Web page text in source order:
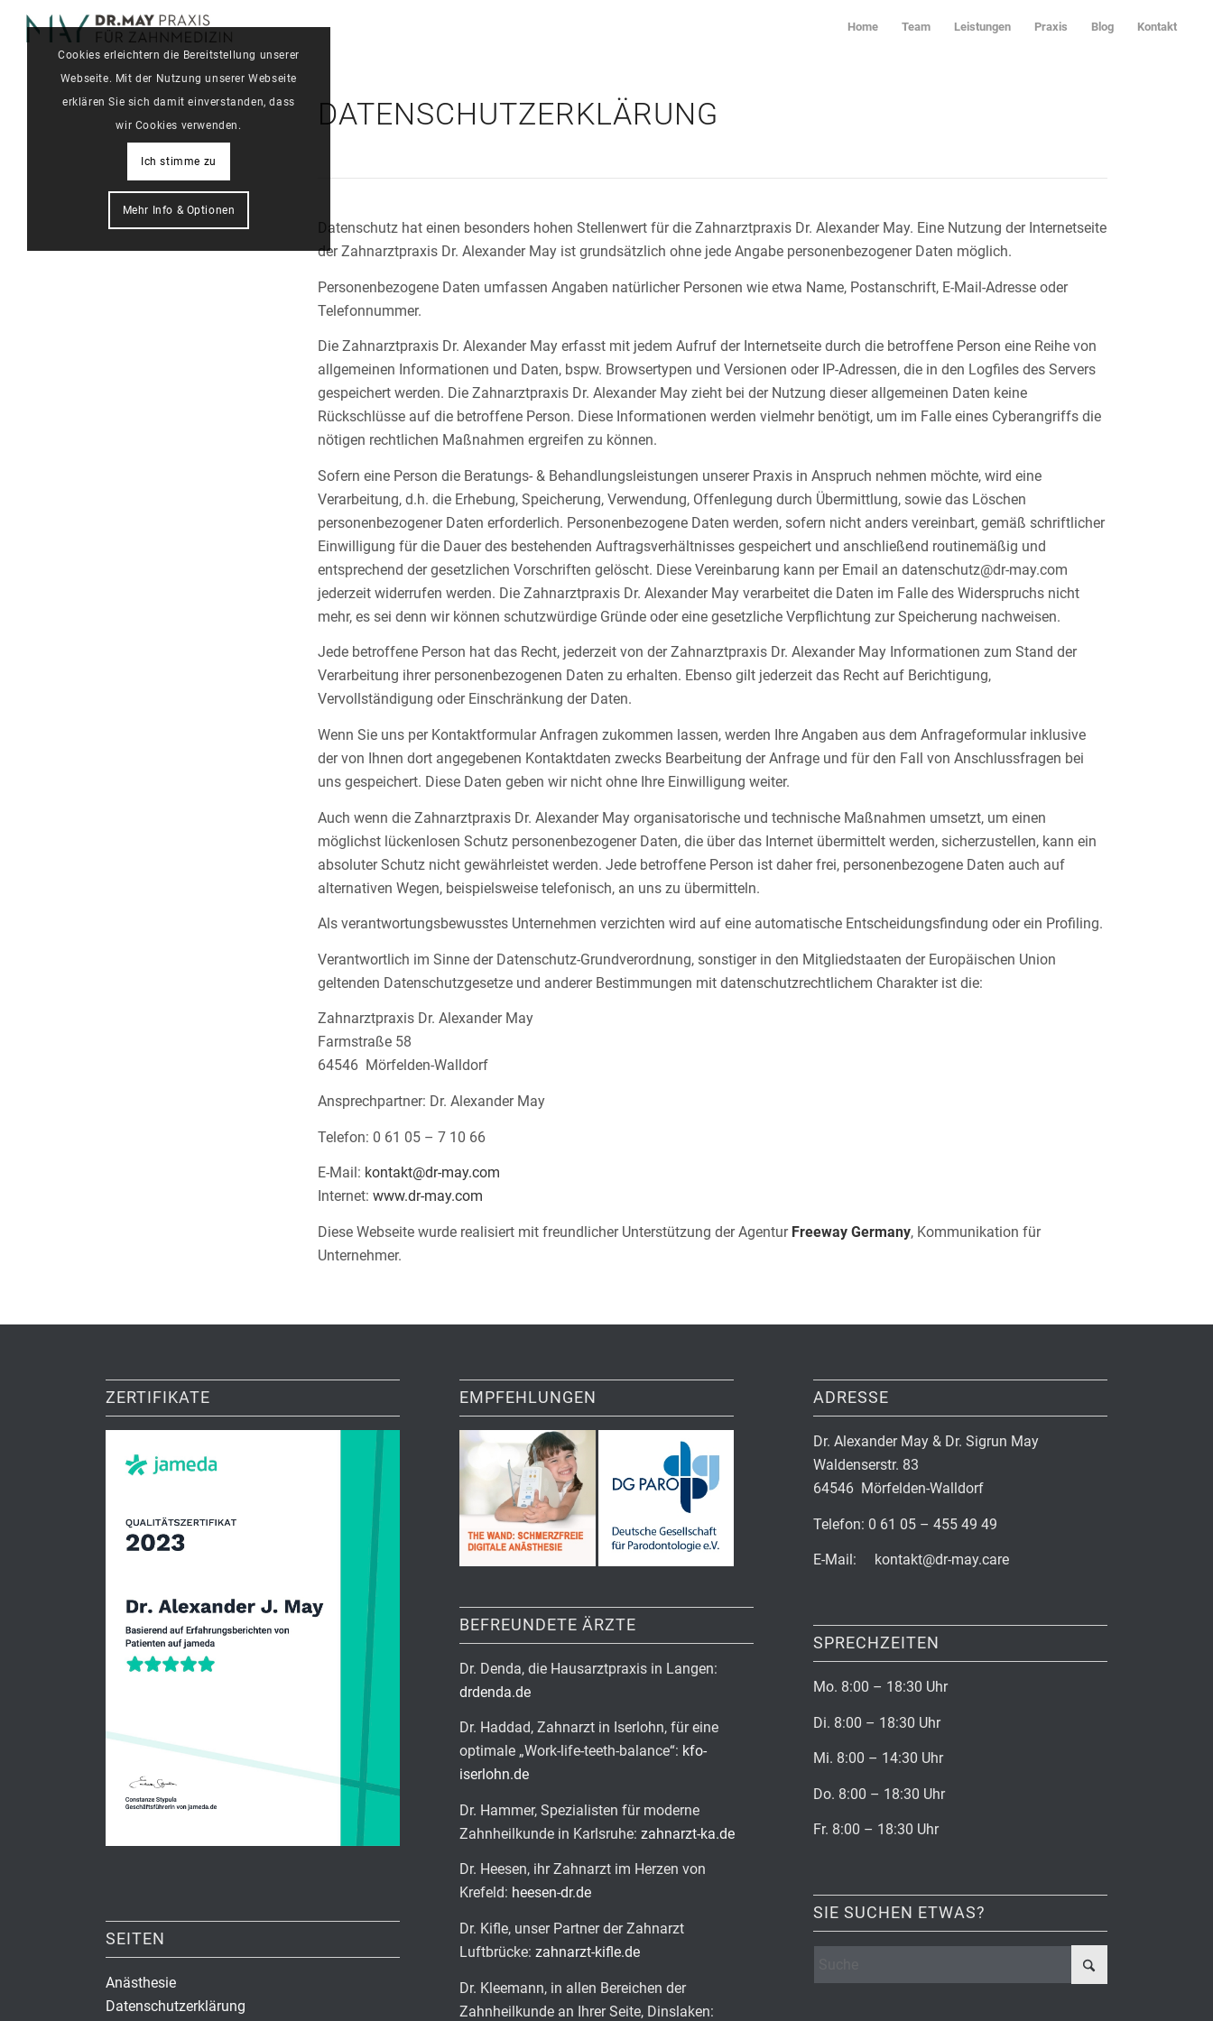
Home Team Leistungen Praxis Blog Kontakt
DATENSCHUTZERKLÄRUNG
Datenschutz hat einen besonders hohen Stellenwert für die Zahnarztpraxis Dr. Alexander May. Eine Nutzung der Internetseite
der Zahnarztpraxis Dr. Alexander May ist grundsätzlich ohne jede Angabe personenbezogener Daten möglich.
Personenbezogene Daten umfassen Angaben natürlicher Personen wie etwa Name, Postanschrift, E-Mail-Adresse oder
Telefonnummer.
Die Zahnarztpraxis Dr. Alexander May erfasst mit jedem Aufruf der Internetseite durch die betroffene Person eine Reihe von
allgemeinen Informationen und Daten, bspw. Browsertypen und Versionen oder IP-Adressen, die in den Logfiles des Servers
gespeichert werden. Die Zahnarztpraxis Dr. Alexander May zieht bei der Nutzung dieser allgemeinen Daten keine
Rückschlüsse auf die betroffene Person. Diese Informationen werden vielmehr benötigt, um im Falle eines Cyberangriffs die
nötigen rechtlichen Maßnahmen ergreifen zu können.
Sofern eine Person die Beratungs- & Behandlungsleistungen unserer Praxis in Anspruch nehmen möchte, wird eine
Verarbeitung, d.h. die Erhebung, Speicherung, Verwendung, Offenlegung durch Übermittlung, sowie das Löschen
personenbezogener Daten erforderlich. Personenbezogene Daten werden, sofern nicht anders vereinbart, gemäß schriftlicher
Einwilligung für die Dauer des bestehenden Auftragsverhältnisses gespeichert und anschließend routinemäßig und
entsprechend der gesetzlichen Vorschriften gelöscht. Diese Vereinbarung kann per Email an datenschutz@dr-may.com
jederzeit widerrufen werden. Die Zahnarztpraxis Dr. Alexander May verarbeitet die Daten im Falle des Widerspruchs nicht
mehr, es sei denn wir können schutzwürdige Gründe oder eine gesetzliche Verpflichtung zur Speicherung nachweisen.
Jede betroffene Person hat das Recht, jederzeit von der Zahnarztpraxis Dr. Alexander May Informationen zum Stand der
Verarbeitung ihrer personenbezogenen Daten zu erhalten. Ebenso gilt jederzeit das Recht auf Berichtigung,
Vervollständigung oder Einschränkung der Daten.
Wenn Sie uns per Kontaktformular Anfragen zukommen lassen, werden Ihre Angaben aus dem Anfrageformular inklusive
der von Ihnen dort angegebenen Kontaktdaten zwecks Bearbeitung der Anfrage und für den Fall von Anschlussfragen bei
uns gespeichert. Diese Daten geben wir nicht ohne Ihre Einwilligung weiter.
Auch wenn die Zahnarztpraxis Dr. Alexander May organisatorische und technische Maßnahmen umsetzt, um einen
möglichst lückenlosen Schutz personenbezogener Daten, die über das Internet übermittelt werden, sicherzustellen, kann ein
absoluter Schutz nicht gewährleistet werden. Jede betroffene Person ist daher frei, personenbezogene Daten auch auf
alternativen Wegen, beispielsweise telefonisch, an uns zu übermitteln.
Als verantwortungsbewusstes Unternehmen verzichten wird auf eine automatische Entscheidungsfindung oder ein Profiling.
Verantwortlich im Sinne der Datenschutz-Grundverordnung, sonstiger in den Mitgliedstaaten der Europäischen Union
geltenden Datenschutzgesetze und anderer Bestimmungen mit datenschutzrechtlichem Charakter ist die:
Zahnarztpraxis Dr. Alexander May
Farmstraße 58
64546 Mörfelden-Walldorf
Ansprechpartner: Dr. Alexander May
Telefon: 0 61 05 – 7 10 66
E-Mail: kontakt@dr-may.com
Internet:www.dr-may.com
Diese Webseite wurde realisiert mit freundlicher Unterstützung der Agentur Freeway Germany, Kommunikation für
Unternehmer.
ZERTIFIKATE
SEITEN
Anästhesie
Datenschutzerklärung
EMPFEHLUNGEN
BEFREUNDETE ÄRZTE
Dr. Denda, die Hausarztpraxis in Langen:
drdenda.de
Dr. Haddad, Zahnarzt in Iserlohn, für eine
optimale „Work-life-teeth-balance“: kfo-
iserlohn.de
Dr. Hammer, Spezialisten für moderne
Zahnheilkunde in Karlsruhe:zahnarzt-ka.de
Dr. Heesen, ihr Zahnarzt im Herzen von
Krefeld: heesen-dr.de
Dr. Kifle, unser Partner der Zahnarzt
Luftbrücke:zahnarzt-kifle.de
Dr. Kleemann, in allen Bereichen der
Zahnheilkunde an Ihrer Seite, Dinslaken:
ADRESSE
Dr. Alexander May & Dr. Sigrun May
Waldenserstr. 83
64546 Mörfelden-Walldorf
Telefon: 0 61 05 – 455 49 49
E-Mail: kontakt@dr-may.care
SPRECHZEITEN
Mo. 8:00 – 18:30 Uhr
Di. 8:00 – 18:30 Uhr
Mi. 8:00 – 14:30 Uhr
Do. 8:00 – 18:30 Uhr
Fr. 8:00 – 18:30 Uhr
SIE SUCHEN ETWAS?
Cookies erleichtern die Bereitstellung unserer
Webseite. Mit der Nutzung unserer Webseite
erklären Sie sich damit einverstanden, dass
wir Cookies verwenden.
Ich stimme zu
Mehr Info & Optionen